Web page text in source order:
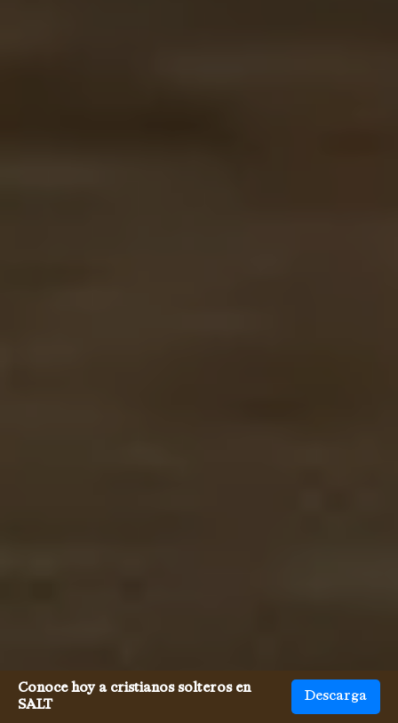
Conoce hoy a cristianos solteros en
SALT
Descarga